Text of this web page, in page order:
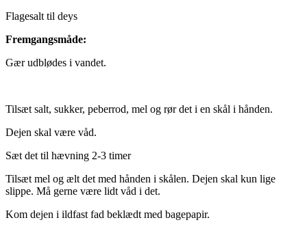
Flagesalt til deys
Fremgangsmåde:
Gær udblødes i vandet.
Tilsæt salt, sukker, peberrod, mel og rør det i en skål i hånden.
Dejen skal være våd.
Sæt det til hævning 2-3 timer
Tilsæt mel og ælt det med hånden i skålen. Dejen skal kun lige
slippe. Må gerne være lidt våd i det.
Kom dejen i ildfast fad beklædt med bagepapir.